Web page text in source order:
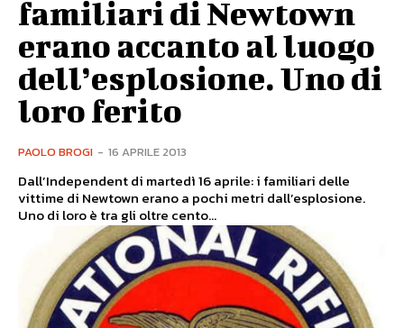
familiari di Newtown
erano accanto al luogo
dell’esplosione. Uno di
loro ferito
PAOLO BROGI - 16 APRILE 2013
Dall’Independent di martedì 16 aprile: i familiari delle
vittime di Newtown erano a pochi metri dall’esplosione.
Uno di loro è tra gli oltre cento...